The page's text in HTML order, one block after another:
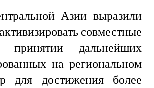
Азии выразили
совместные
дальнейших
на региональном
для достижения более